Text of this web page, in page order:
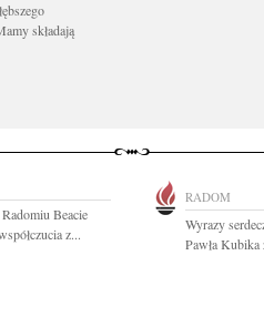
składają
Beacie
z...
RADOM
Wyrazy
Pawła Kubika